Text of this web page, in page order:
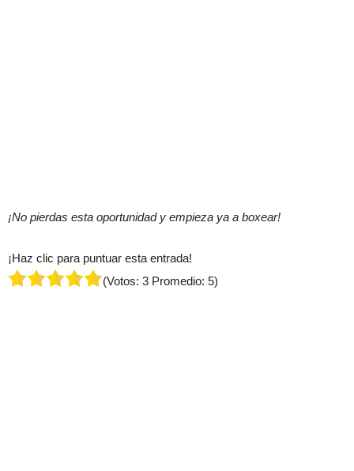
¡No pierdas esta oportunidad y empieza ya a boxear!
¡Haz clic para puntuar esta entrada!
(Votos: 3 Promedio: 5)